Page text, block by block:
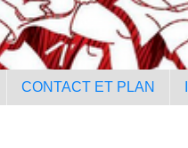
CONTACT ET PLAN